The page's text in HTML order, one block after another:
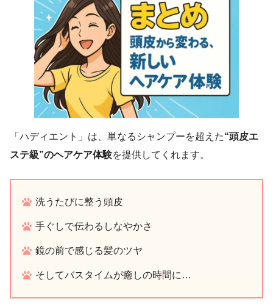
「ハディエント」は、単なるシャンプーを超えた“頭皮エ
ステ級”のヘアケア体験を提供してくれます。
洗うたびに整う頭皮
手ぐしで伝わるしなやかさ
鏡の前で感じる髪のツヤ
そしてバスタイムが癒しの時間に…